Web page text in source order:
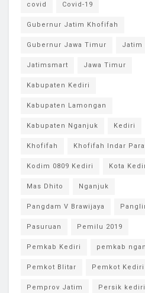
covid Covid-19
Gubernur Jatim Khofifah
Gubernur Jawa Timur Jatim
Jatimsmart Jawa Timur
Kabupaten Kediri
Kabupaten Lamongan
Kabupaten Nganjuk Kediri
Khofifah Khofifah Indar
Kodim 0809 Kediri Kota
Mas Dhito Nganjuk
Pangdam V Brawijaya
Pasuruan Pemilu 2019
Pemkab Kediri pemkab
Pemkot Blitar Pemkot Kediri
Pemprov Jatim Persik kediri